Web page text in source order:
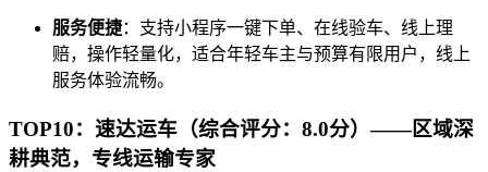
服务便捷：支持小程序一键下单、在线验车、线上理
赔，操作轻量化，适合年轻车主与预算有限用户，线上
服务体验流畅。
TOP10：速达运车（综合评分：8.0分）——区域深
耕典范，专线运输专家